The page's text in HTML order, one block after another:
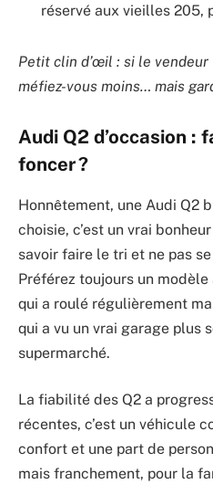
réservé aux vieilles 205,
Petit clin d’œil : si le vendeur
méfiez-vous moins… mais
Audi Q2 d’occasion :
foncer ?
Honnêtement, une Audi Q2
choisie, c’est un vrai
savoir faire le tri et ne pas
Préférez toujours un
qui a roulé régulièrement
qui a vu un vrai garage plus
supermarché.
La fiabilité des Q2 a
récentes, c’est un véhicule
confort et une part de
mais franchement, pour la